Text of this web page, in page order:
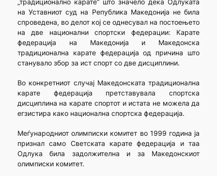
„традиционално карате“ што значело дека Одлуката
на Уставниот суд на Република Македонија не била
спроведена, во делот кој се однесувал на постоењето
на две национални спортски федерации: Карате
федерација на Македонија и Македонска
традиционална карате федерација од причина што
станувало збор за ист спорт со две дисциплини.
Во конкретниот случај Македонската традиционална
карате федерација претставувала спортска
дисциплина на карате спортот и истата не можела да
егзистира како национална спортска федерација.
Меѓународниот олимписки комитет во 1999 година ја
признал само Светската карате федерација и таа
Одлука била задолжителна и за Македонскиот
олимписки комитет.